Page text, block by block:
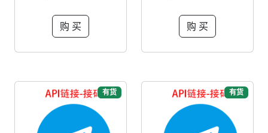
购 买 购 买
有货 有货